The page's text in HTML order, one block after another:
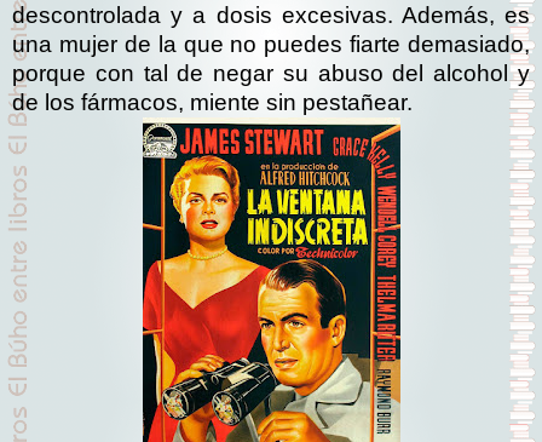
descontrolada y a dosis excesivas. Además, es
una mujer de la que no puedes fiarte demasiado,
porque con tal de negar su abuso del alcohol y
de los fármacos, miente sin pestañear.